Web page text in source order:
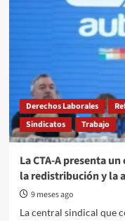
suma
plurinacional:
de
Glaciares
no
se
toca”
Derechos Laborales
Sindicatos
Trabajo
La CTA-A presenta
la redistribución y la
9 meses ago
La central sindical que